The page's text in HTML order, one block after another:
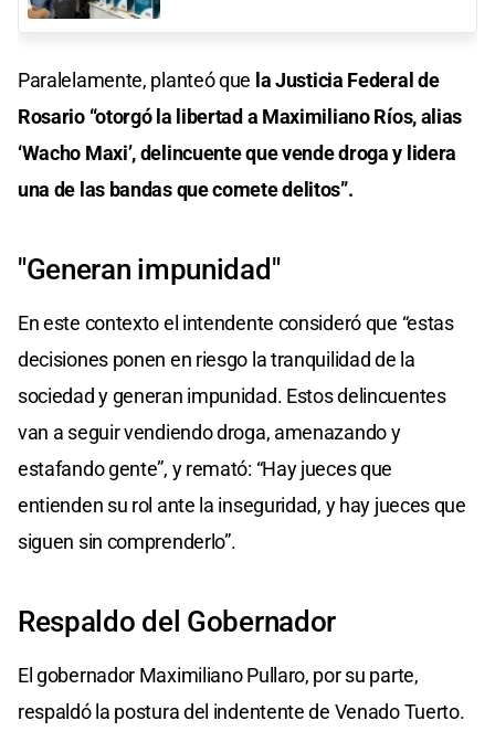
Paralelamente, planteó que la Justicia Federal de
Rosario “otorgó la libertad a Maximiliano Ríos, alias
‘Wacho Maxi’, delincuente que vende droga y lidera
una de las bandas que comete delitos”.
"Generan impunidad"
En este contexto el intendente consideró que “estas
decisiones ponen en riesgo la tranquilidad de la
sociedad y generan impunidad. Estos delincuentes
van a seguir vendiendo droga, amenazando y
estafando gente”, y remató: “Hay jueces que
entienden su rol ante la inseguridad, y hay jueces que
siguen sin comprenderlo”.
Respaldo del Gobernador
El gobernador Maximiliano Pullaro, por su parte,
respaldó la postura del indentente de Venado Tuerto.